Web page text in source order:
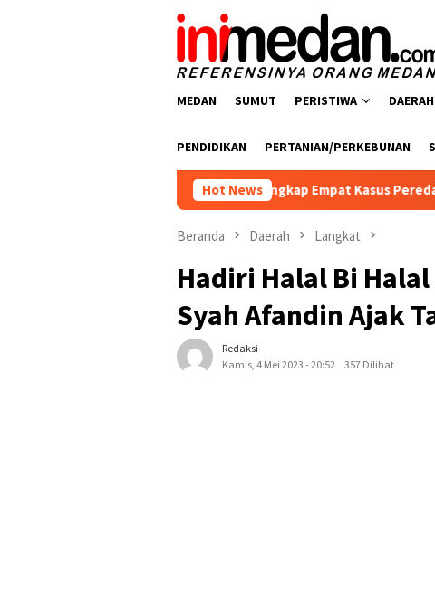
MEDAN SUMUT PERISTIWA DAERAH
PENDIDIKAN PERTANIAN/PERKEBUNAN
Hot News
Polres Batu Bara Ungkap Empat Kasus Peredaran Narkotika,
Beranda Daerah Langkat
Hadiri Halal Bi
Syah Afandin Ajak
Redaksi
Kamis, 4 Mei 2023 - 20:52
357 Dilihat